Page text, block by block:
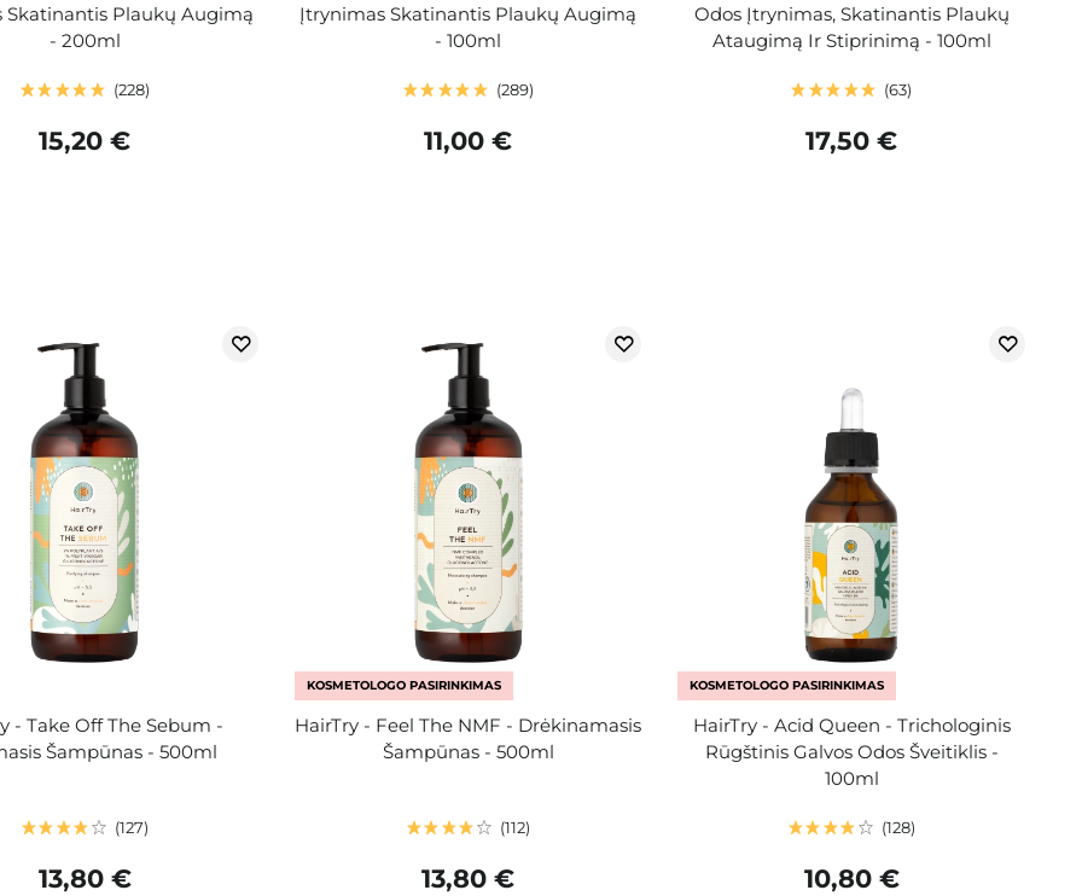
Skatinantis Plaukų Augimą
- 200ml
228
15,20 €
Įtrynimas Skatinantis Plaukų Augimą
- 100ml
289
11,00 €
Odos Įtrynimas, Skatinantis Plaukų
Ataugimą Ir Stiprinimą - 100ml
63
17,50 €
- Take Off The Sebum -
Šampūnas - 500ml
127
13,80 €
KOSMETOLOGO PASIRINKIMAS
HairTry - Feel The NMF - Drėkinamasis
Šampūnas - 500ml
112
13,80 €
KOSMETOLOGO PASIRINKIMAS
HairTry - Acid Queen - Trichologinis
Rūgštinis Galvos Odos Šveitiklis -
100ml
128
10,80 €